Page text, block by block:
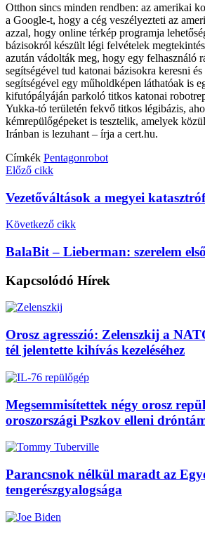
Otthon sincs minden rendben: az amerikai
a Google-t, hogy a cég veszélyezteti az
azzal, hogy online térkép programja
bázisokról készült légi felvételek
azután vádolták meg, hogy egy felhasználó
segítségével tud katonai bázisokra keresni
segítségével egy műholdképen láthatóak is
kifutópályáján parkoló titkos katonai
Yukka-tó területén fekvő titkos légibázis,
kémrepülőgépeket is tesztelik, amelyek
Iránban is lezuhant – írja a cert.hu.
Címkék Pentagonrobot
Előző cikk
Vezetőváltások a megyei
Következő cikk
BalaBit – Lieberman: szerelem
Kapcsolódó Hírek
Orosz agresszió: Zelenszkij a
tél jelentette kihívás kezeléséhez
Megsemmisítettek négy orosz
oroszországi Pszkov elleni
Parancsnok nélkül maradt az
tengerészgyalogsága